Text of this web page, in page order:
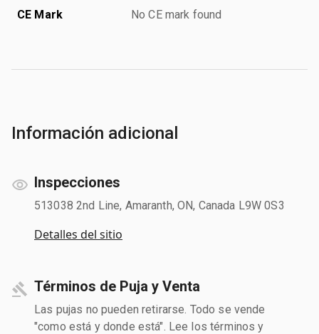
CE Mark No CE mark found
Información adicional
Inspecciones
513038 2nd Line, Amaranth, ON, Canada L9W 0S3
Detalles del sitio
Términos de Puja y Venta
Las pujas no pueden retirarse. Todo se vende
"como está y donde está". Lee los términos y